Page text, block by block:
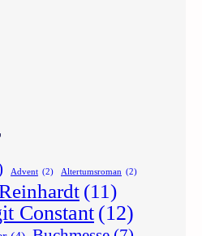
Advent (2) Altertumsroman (2)
(11)
Constant (12)